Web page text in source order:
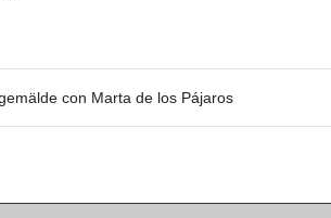
con Marta de los Pájaros